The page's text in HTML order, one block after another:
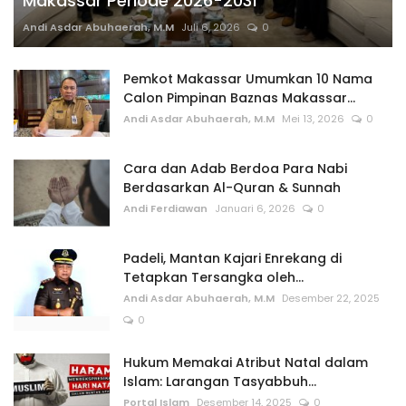
Andi Asdar Abuhaerah, M.M Juli 6, 2026 0
Pemkot Makassar Umumkan 10 Nama
Calon Pimpinan Baznas Makassar...
Andi Asdar Abuhaerah, M.M Mei 13, 2026 0
Cara dan Adab Berdoa Para Nabi
Berdasarkan Al-Quran & Sunnah
Andi Ferdiawan Januari 6, 2026 0
Padeli, Mantan Kajari Enrekang di
Tetapkan Tersangka oleh...
Andi Asdar Abuhaerah, M.M Desember 22, 2025
0
Hukum Memakai Atribut Natal dalam
Islam: Larangan Tasyabbuh...
Portal Islam Desember 14, 2025 0